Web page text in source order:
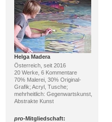
Helga Madera
Österreich, seit 2016
20 Werke, 6 Kommentare
70% Malerei, 30% Original-
Grafik; Acryl, Tusche;
mehrheitlich: Gegenwartskunst,
Abstrakte Kunst
pro-Mitgliedschaft: